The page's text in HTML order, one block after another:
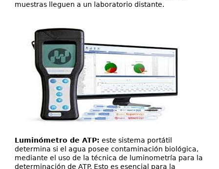
muestras lleguen a un laboratorio distante.
Luminómetro de ATP: este sistema portátil
determina si el agua posee contaminación biológica,
mediante el uso de la técnica de luminometría para la
determinación de ATP. Esto es esencial para la